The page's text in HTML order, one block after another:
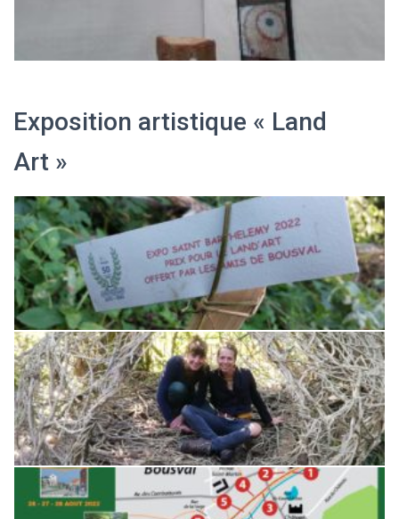
Exposition artistique « Land
Art »